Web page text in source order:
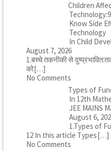
Children
Know Side
Technology
In Child
August 7, 2026
1.बच्चे तकनीकी से
को[…]
No Comments
Types of
In 12th
JEE MAINS
August 6,
1.Types of
12 In this article Types[…]
No Comments